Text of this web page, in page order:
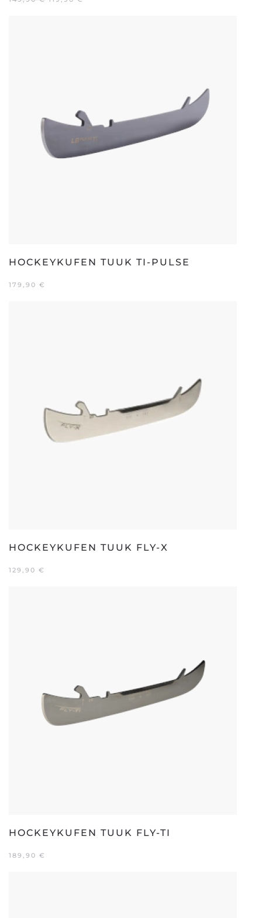
HOCKEYKUFEN TUUK TI-PULSE
179,90 €
HOCKEYKUFEN TUUK FLY-X
129,90 €
HOCKEYKUFEN TUUK FLY-TI
189,90 €